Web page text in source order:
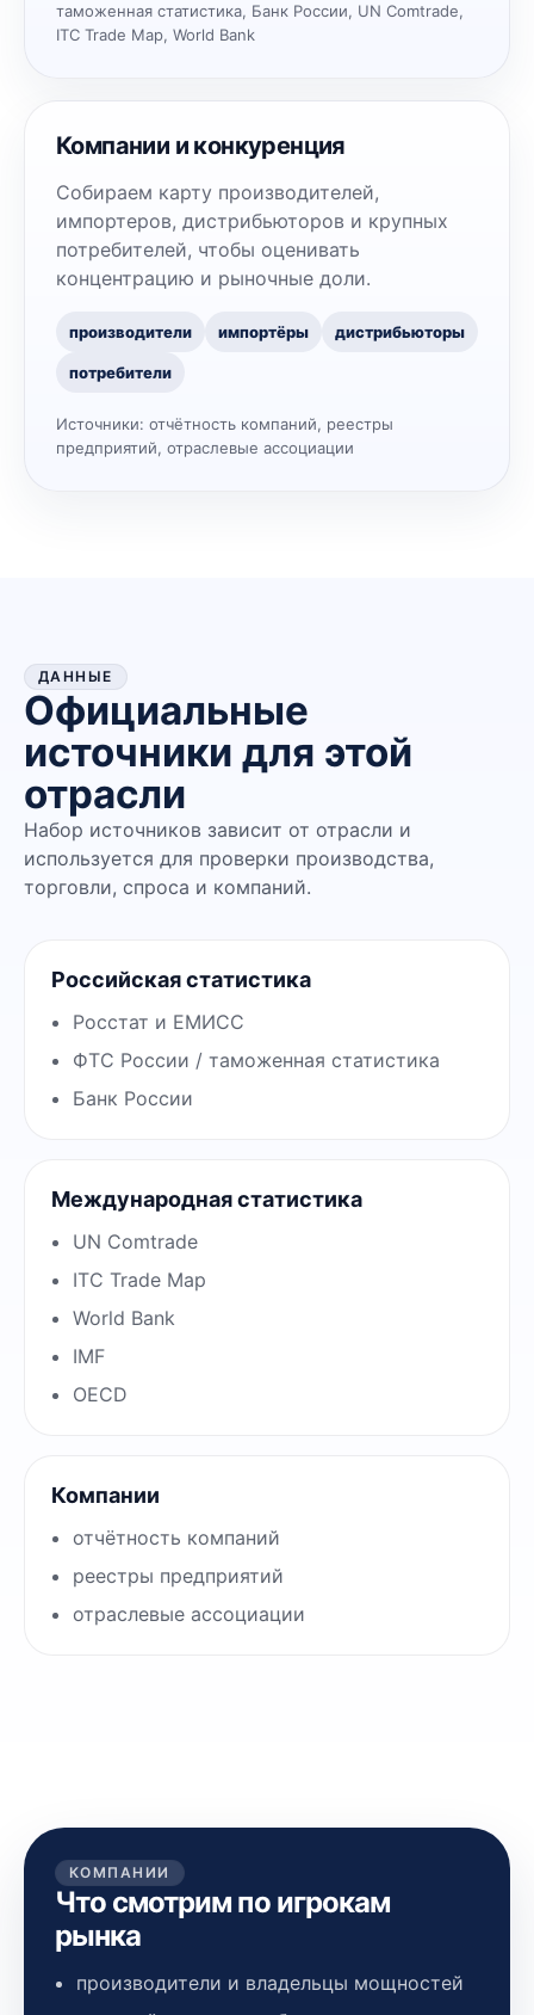
таможенная статистика, Банк России, UN Comtrade,
ITC Trade Map, World Bank
Компании и конкуренция
Собираем карту производителей,
импортеров, дистрибьюторов и крупных
потребителей, чтобы оценивать
концентрацию и рыночные доли.
производители импортёры дистрибьюторы
потребители
Источники: отчётность компаний, реестры
предприятий, отраслевые ассоциации
ДАННЫЕ
Официальные
источники для этой
отрасли
Набор источников зависит от отрасли и
используется для проверки производства,
торговли, спроса и компаний.
Российская статистика
Росстат и ЕМИСС
ФТС России / таможенная статистика
Банк России
Международная статистика
UN Comtrade
ITC Trade Map
World Bank
IMF
OECD
Компании
отчётность компаний
реестры предприятий
отраслевые ассоциации
КОМПАНИИ
Что смотрим по игрокам
рынка
производители и владельцы мощностей